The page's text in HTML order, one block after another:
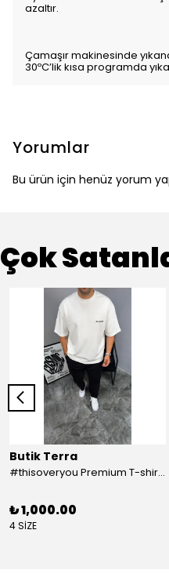
azaltır.
Çamaşır makinesinde
30ºC’lik kısa programda
Yorumlar
Bu ürün için henüz yorum
Çok
Butik Terra
#thisoveryou Premium T-shirt Beyaz
₺ 1,000.00
4 SİZE